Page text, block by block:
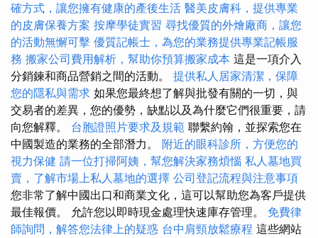
確方式，讓您擁有健康的產後生活 醫美皮膚科，提供專業
的皮膚保養方案 按摩學徒實習 尋找優質的外燴廠商，讓您
的活動無懈可擊 優質記帳士，為您的業務提供專業記帳服
務 搬家公司費用解析，幫助你預算搬家成本 這是一項介入
分銷鍊和商品營銷之間的活動。 提供私人居家清潔，保障
您的隱私與需求 如果您最終想了解與批發有關的一切，與
交易者的差異，您的優勢，缺點以及為什麼它們很重要，請
向您解釋。 台胞證照片要求及規範 聯繫約翰，並探索您在
中國製造的業務的全部潛力。 附近的眼科診所，方便您的
視力保健 請一位打掃阿姨，幫您解決家務煩惱 私人墓地買
賣，了解市場上私人墓地的選擇 公司登記流程與注意事項
您非常了解中國出口和商業文化，這可以幫助您為客戶提供
最佳報價。 允許您以即時現金處理快速庫存管理。 免費律
師詢問，解答您法律上的疑惑 台中肩頸放鬆療程 這些網站